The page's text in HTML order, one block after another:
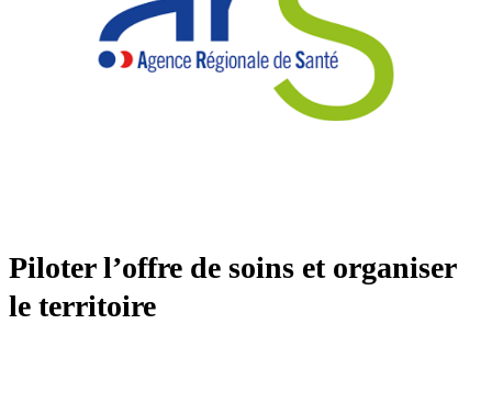
Piloter l’offre de soins et organiser
le territoire